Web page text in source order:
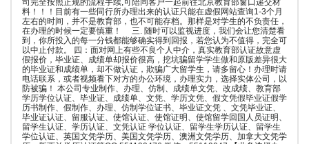
司完全按照正规的流程手续,可陪同客户一起前往北京教育部窗口递交材
料！！！目前有一些同行所办理出来的认证只能在虚假网站查询1-3个月
左右的时间，并不是教育部，也不可能存档。那样是对学生的不负责任，
在办理的时候一定要慎重！ 三. 随时可以监视进度，我们会让您清楚看
到，你所投入的每一分钱都能够确实得到回报，若您认为不值得，完全可
以中止付款。 四：面对网上有些不良个人中介，真实教育部认证故意虚
假报价，毕业证、成绩单却报价很高，挖坑骗留学学生做和原版差异很大
的毕业证和成绩单，却不做认证，欺骗广大留学生，请多留心！办理时请
电话联系，或者视频看下对方的办公环境，办理实力，选择实体公司，以
防被骗！ 本公司专业制作、办理、仿制、成绩单文凭、改成绩、教育部
学历学位认证、毕业证、成绩单、文凭、学历文凭、假文凭假毕业证假学
历书制作、假制作、办理、仿制学位证书、毕业证文凭 、文凭毕业证、
毕业证认证、留服认证、使馆认证、使馆证明、使馆留学回国人员证明、
留学生认证、学历认证、文凭认证 学位认证、留学生学历认证、留学生
学位认证、英国文凭学历、美国文凭学历、澳洲文凭学历、加拿大文凭学